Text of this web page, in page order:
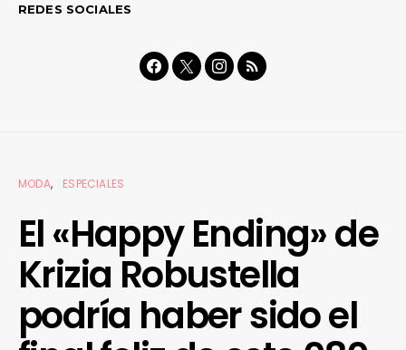
REDES SOCIALES
MODA ESPECIALES
El «Happy Ending» de
Krizia Robustella
podría haber sido el